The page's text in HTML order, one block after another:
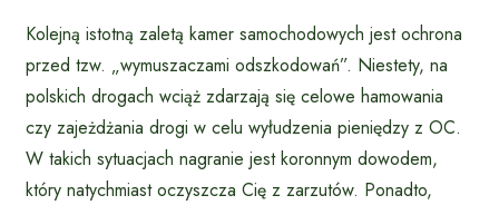
Kolejną istotną zaletą kamer samochodowych jest ochrona
przed tzw. „wymuszaczami odszkodowań”. Niestety, na
polskich drogach wciąż zdarzają się celowe hamowania
czy zajeżdżania drogi w celu wyłudzenia pieniędzy z OC.
W takich sytuacjach nagranie jest koronnym dowodem,
który natychmiast oczyszcza Cię z zarzutów. Ponadto,